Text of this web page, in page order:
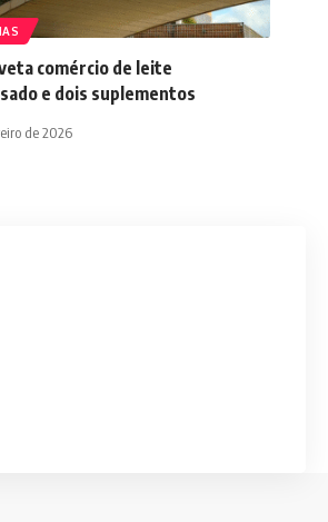
comércio de leite
e dois suplementos
de 2026